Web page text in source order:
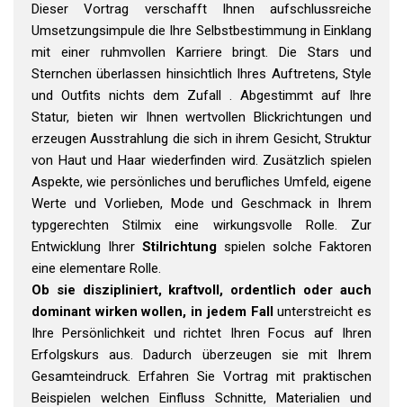
Dieser Vortrag verschafft Ihnen aufschlussreiche
Umsetzungsimpule die Ihre Selbstbestimmung in Einklang
mit einer ruhmvollen Karriere bringt. Die Stars und
Sternchen überlassen hinsichtlich Ihres Auftretens, Style
und Outfits nichts dem Zufall . Abgestimmt auf Ihre
Statur, bieten wir Ihnen wertvollen Blickrichtungen und
erzeugen Ausstrahlung die sich in ihrem Gesicht, Struktur
von Haut und Haar wiederfinden wird. Zusätzlich spielen
Aspekte, wie persönliches und berufliches Umfeld, eigene
Werte und Vorlieben, Mode und Geschmack in Ihrem
typgerechten Stilmix eine wirkungsvolle Rolle. Zur
Entwicklung Ihrer Stilrichtung spielen solche Faktoren
eine elementare Rolle.
Ob sie diszipliniert, kraftvoll, ordentlich oder auch
dominant wirken wollen, in jedem Fallunterstreicht es
Ihre Persönlichkeit und richtet Ihren Focus auf Ihren
Erfolgskurs aus. Dadurch überzeugen sie mit Ihrem
Gesamteindruck. Erfahren Sie Vortrag mit praktischen
Beispielen welchen Einfluss Schnitte, Materialien und